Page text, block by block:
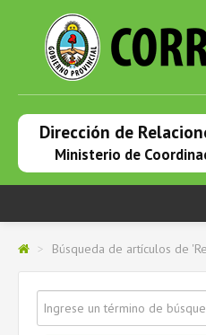
Dirección de
Ministerio de
RELACIONES INTERNACIONALES
> Búsqueda de artículos de